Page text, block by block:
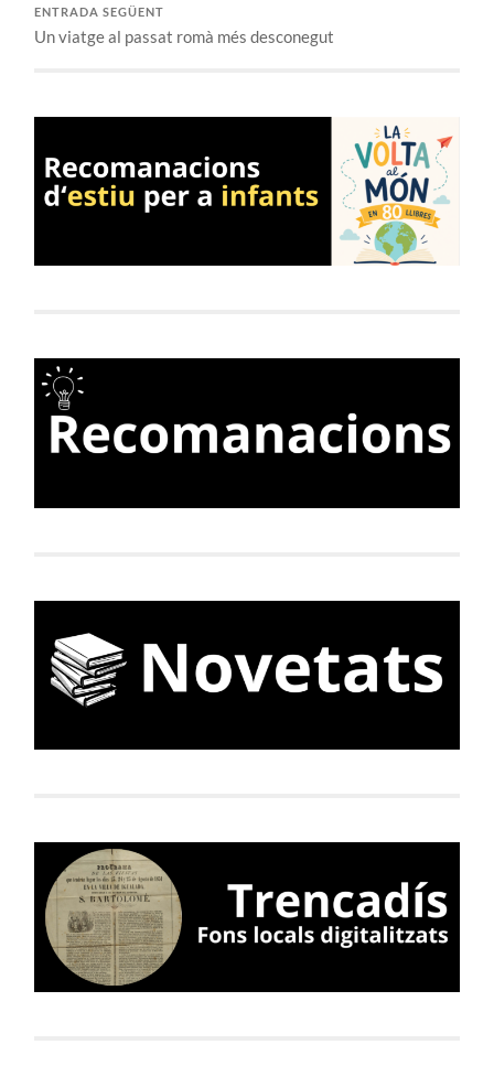
ENTRADA SEGÜENT
Un viatge al passat romà més desconegut